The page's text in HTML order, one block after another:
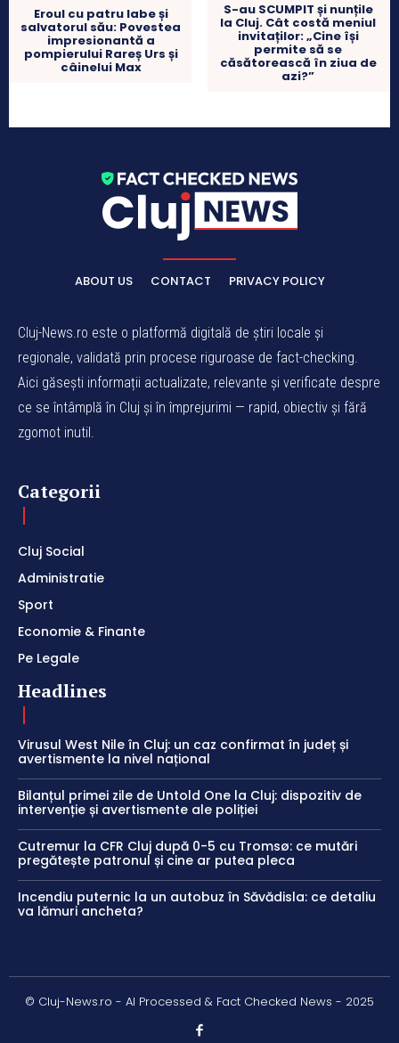
Eroul cu patru labe și
salvatorul său: Povestea
impresionantă a
pompierului Rareș Urs și
câinelui Max
S-au SCUMPIT și nunțile
la Cluj. Cât costă meniul
invitaților: „Cine își
permite să se
căsătorească în ziua de
azi?”
ABOUT US CONTACT PRIVACY POLICY
Cluj-News.ro este o platformă digitală de știri locale și
regionale, validată prin procese riguroase de fact-checking.
Aici găsești informații actualizate, relevante și verificate despre
ce se întâmplă în Cluj și în împrejurimi — rapid, obiectiv și fără
zgomot inutil.
Categorii
Cluj Social
Administratie
Sport
Economie & Finante
Pe Legale
Headlines
Virusul West Nile în Cluj: un caz confirmat în județ și
avertismente la nivel național
Bilanțul primei zile de Untold One la Cluj: dispozitiv de
intervenție și avertismente ale poliției
Cutremur la CFR Cluj după 0-5 cu Tromsø: ce mutări
pregătește patronul și cine ar putea pleca
Incendiu puternic la un autobuz în Săvădisla: ce detaliu
va lămuri ancheta?
© Cluj-News.ro - AI Processed & Fact Checked News - 2025